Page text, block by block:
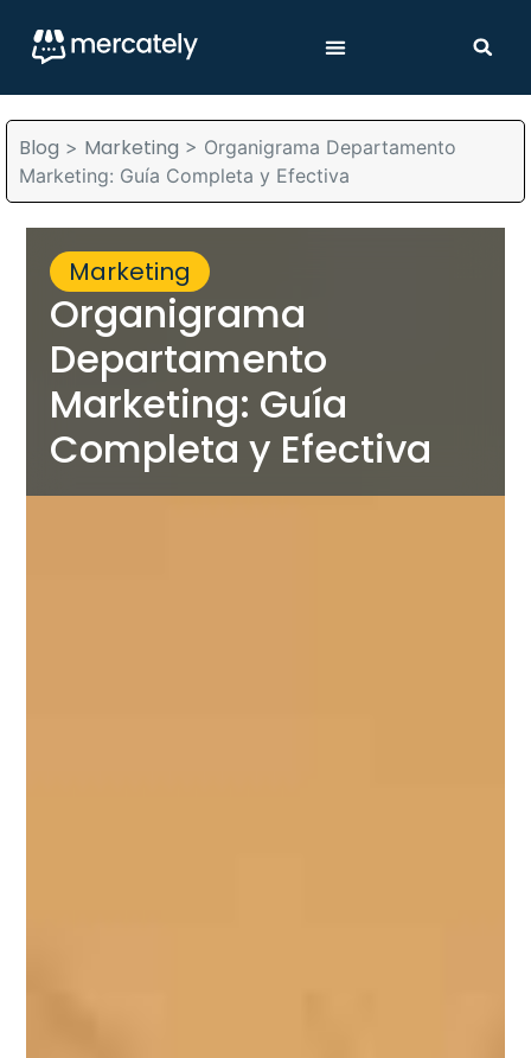
Blog > Marketing > Organigrama Departamento
Marketing: Guía Completa y Efectiva
Marketing
Organigrama
Departamento
Marketing: Guía
Completa y Efectiva